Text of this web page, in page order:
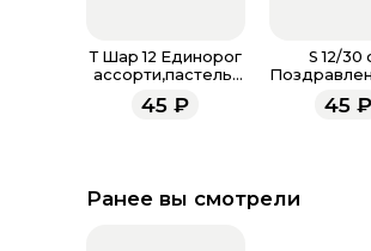
Т Шар 12 Единорог
ассорти,пастель-
45 ₽
S 12/30
45₽
Ранее вы смотрели